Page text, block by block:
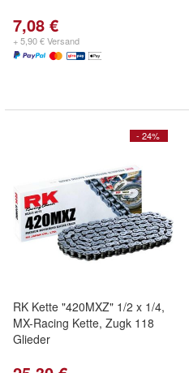
7,08 €
+ 5,90 € Versand
- 24%
RK Kette "420MXZ" 1/2 x 1/4,
MX-Racing Kette, Zugk 118
Glieder